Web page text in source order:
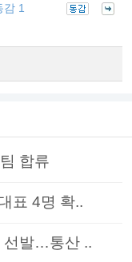
감 1
합류
표 4명 확..
선발…통산 ..